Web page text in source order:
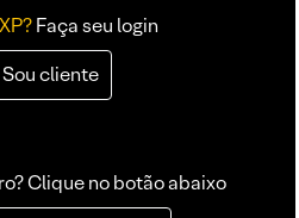
Faça seu login
Sou cliente
Clique no botão abaixo